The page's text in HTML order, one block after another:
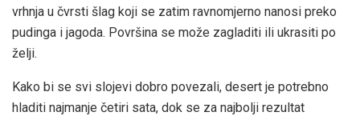
vrhnja u čvrsti šlag koji se zatim ravnomjerno nanosi preko
pudinga i jagoda. Površina se može zagladiti ili ukrasiti po
želji.
Kako bi se svi slojevi dobro povezali, desert je potrebno
hladiti najmanje četiri sata, dok se za najbolji rezultat